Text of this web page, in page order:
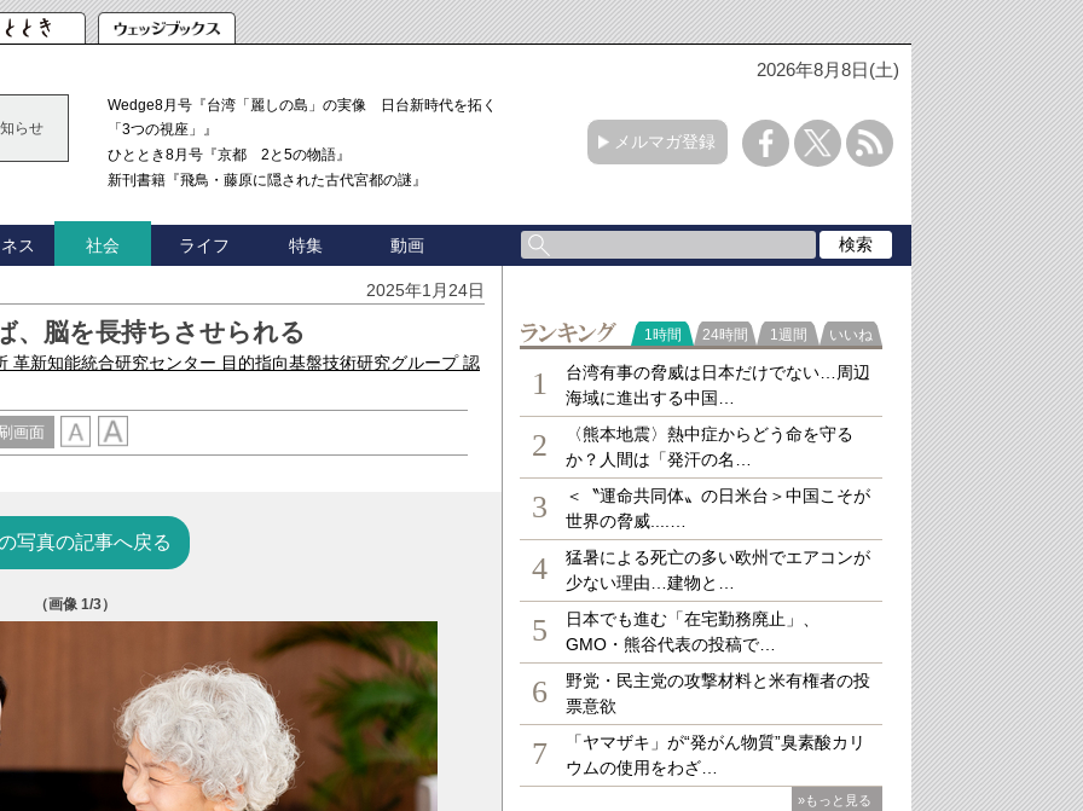
2026年8月8日(土)
らせ
Wedge8月号『台湾「麗しの島」の実像 日台新時代を拓く
「3つの視座」』
ひととき8月号『京都 2と5の物語』
新刊書籍『飛鳥・藤原に隠された古代宮都の謎』
メルマガ登録
ス 社会 ライフ 特集 動画
2025年1月24日
、脳を長持ちさせられる
革新知能統合研究センター 目的指向基盤技術研究グループ 認
画面
写真の記事へ戻る
（画像1/3）
出所：『脳が長持ちする会話』より
ラ
1時間 24時間 1週間 いいね
1
台湾有事の脅威は日本だけでない…周辺
海域に進出する中国…
2
〈熊本地震〉熱中症からどう命を守る
か？人間は「発汗の名…
3
＜〝運命共同体〟の日米台＞中国こそが
世界の脅威....…
4
猛暑による死亡の多い欧州でエアコンが
少ない理由…建物と…
5
日本でも進む「在宅勤務廃止」、
GMO・熊谷代表の投稿で…
6
野党・民主党の攻撃材料と米有権者の投
票意欲
7
「ヤマザキ」が“発がん物質”臭素酸カリ
ウムの使用をわざ…
»もっと見る